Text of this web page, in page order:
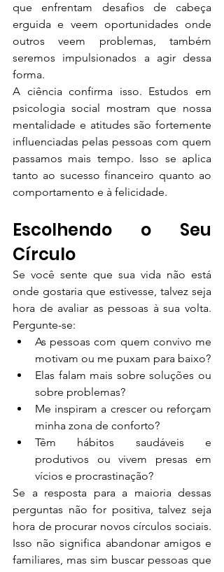
que enfrentam desafios de cabeça
erguida e veem oportunidades onde
outros veem problemas, também
seremos impulsionados a agir dessa
forma.
A ciência confirma isso. Estudos em
psicologia social mostram que nossa
mentalidade e atitudes são fortemente
influenciadas pelas pessoas com quem
passamos mais tempo. Isso se aplica
tanto ao sucesso financeiro quanto ao
comportamento e à felicidade.
Escolhendo o Seu
Círculo
Se você sente que sua vida não está
onde gostaria que estivesse, talvez seja
hora de avaliar as pessoas à sua volta.
Pergunte-se:
As pessoas com quem convivo me
motivam ou me puxam para baixo?
Elas falam mais sobre soluções ou
sobre problemas?
Me inspiram a crescer ou reforçam
minha zona de conforto?
Têm hábitos saudáveis e
produtivos ou vivem presas em
vícios e procrastinação?
Se a resposta para a maioria dessas
perguntas não for positiva, talvez seja
hora de procurar novos círculos sociais.
Isso não significa abandonar amigos e
familiares, mas sim buscar pessoas que